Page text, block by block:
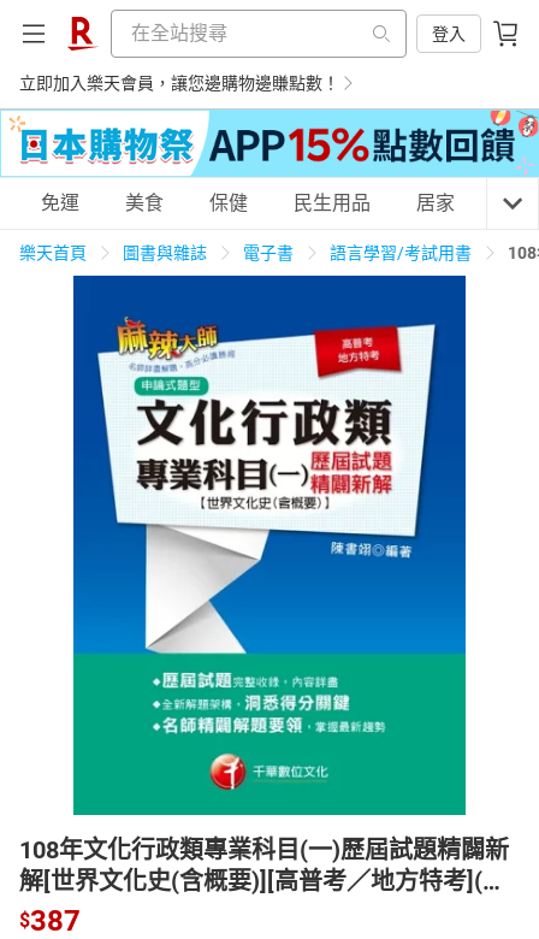
登入
立即加入樂天會員，讓您邊購物邊賺點數！
購物網分類
美食蛋糕 養生保健 民生用品
居家生活 3C家電 運動休閒
男裝
電子/紙本書
免運 美食 保健 民生用品 居家 3C
樂天首頁 圖書與雜誌 電子書 語言學習/考試用書
108年文化行政類專業科目(一)歷屆試題精闢新
解[世界文化史(含概要)][高普考／地方特考](千
華)【電子書】
$387